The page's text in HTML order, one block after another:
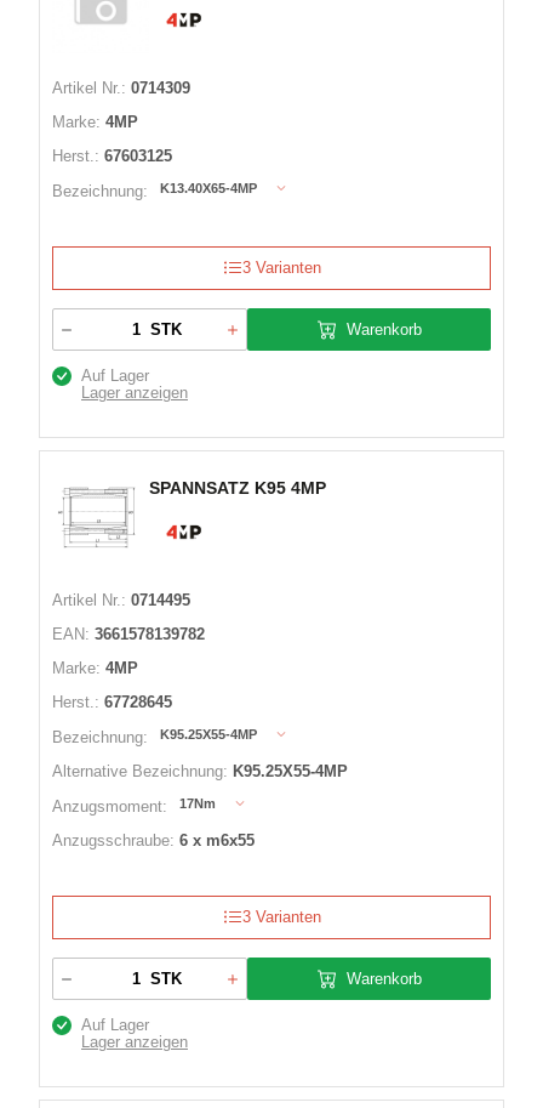
Artikel Nr.: 0714309
Marke: 4MP
Herst.: 67603125
Bezeichnung:
K13.40X65-4MP
3 Varianten
STK Warenkorb
Auf Lager
Lager anzeigen
SPANNSATZ K95 4MP
Artikel Nr.: 0714495
EAN: 3661578139782
Marke: 4MP
Herst.: 67728645
Bezeichnung:
K95.25X55-4MP
Alternative Bezeichnung: K95.25X55-4MP
Anzugsmoment:
17Nm
Anzugsschraube: 6 x m6x55
3 Varianten
STK Warenkorb
Auf Lager
Lager anzeigen